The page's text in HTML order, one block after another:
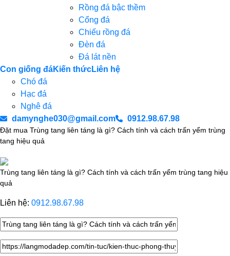
Rồng đá bậc thềm
Cổng đá
Chiếu rồng đá
Đèn đá
Đá lát nền
Con giống đá
Chó đá
Hạc đá
Nghê đá
Kiến thứcLiên hệ
damynghe030@gmail.com 0912.98.67.98
Đặt mua Trùng tang liên táng là gì? Cách tính và cách trấn yểm trùng
tang hiệu quả
Trùng tang liên táng là gì? Cách tính và cách trấn yểm trùng tang hiệu
quả
Liên hệ: 0912.98.67.98